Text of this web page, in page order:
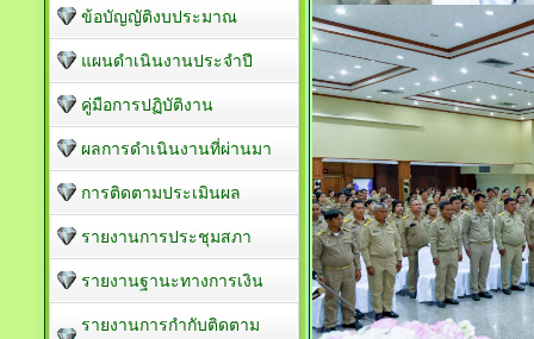
ข้อบัญญัติงบประมาณ
แผนดำเนินงานประจำปี
คู่มือการปฏิบัติงาน
ผลการดำเนินงานที่ผ่านมา
การติดตามประเมินผล
รายงานการประชุมสภา
รายงานฐานะทางการเงิน
รายงานการกำกับติดตาม